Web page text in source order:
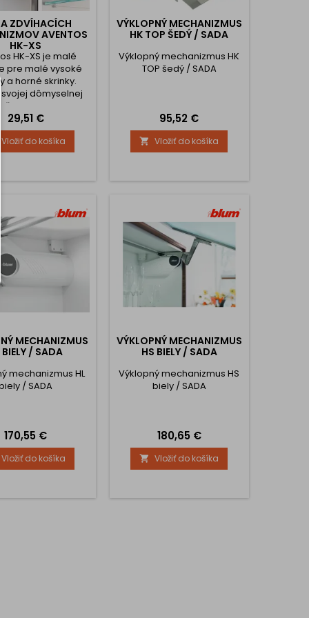
ZDVÍHACÍCH
AVENTOS
HK-XS
HK-XS je malé
pre malé vysoké
a horné skrinky.
svojej dômyselnej
tento
dáva
možnosti
malých čiel
skríň a horných
vybaviť aj korpusy
hĺbkou napríklad
alebo nad
v kúpelni.
dvíhač môžete
využívať na...
Cena
29,51 €
Vložiť do košíka
VÝKLOPNÝ MECHANIZMUS
HK TOP ŠEDÝ / SADA
Výklopný mechanizmus HK
TOP šedý / SADA
Cena
95,52 €
 Vložiť do košíka
MECHANIZMUS
BIELY / SADA
mechanizmus HL
/ SADA
Cena
170,55 €
Vložiť do košíka
VÝKLOPNÝ MECHANIZMUS
HS BIELY / SADA
Výklopný mechanizmus HS
biely / SADA
Cena
180,65 €
 Vložiť do košíka